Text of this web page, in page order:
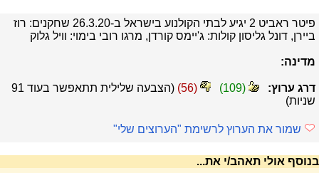
פיטר ראביט 2 יגיע לבתי הקולנוע בישראל ב-26.3.20 שחקנים: רוז
ביירן, דונל גליסון קולות: ג'יימס קורדן, מרגו רובי בימוי: וויל גלוק
מדינה:
דרג ערוץ: (
109
)
(
56
) (הצבעה שלילית תתאפשר בעוד 91
שניות)
שמור את הערוץ לרשימת "הערוצים שלי"
בנוסף אולי תאהב/י את...